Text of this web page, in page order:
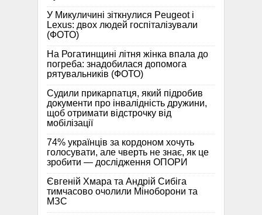
У Микуличині зіткнулися Peugeot і
Lexus: двох людей госпіталізували
(ФОТО)
На Рогатинщині літня жінка впала до
погреба: знадобилася допомога
рятувальників (ФОТО)
Судили прикарпатця, який підробив
документи про інвалідність дружини,
щоб отримати відстрочку від
мобілізації
74% українців за кордоном хочуть
голосувати, але чверть не знає, як це
зробити — дослідження ОПОРИ
Євгеній Хмара та Андрій Сибіга
тимчасово очолили Міноборони та
МЗС